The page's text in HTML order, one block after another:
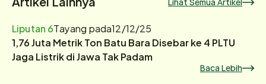
Liputan 6Tayang pada12/12/25
1,76 Juta Metrik Ton Batu Bara Disebar ke 4 PLTU
Jaga Listrik di Jawa Tak Padam
Baca Lebih